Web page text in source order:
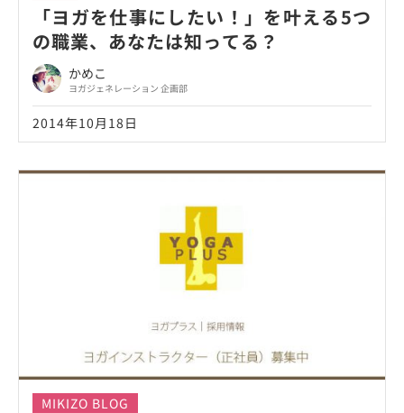
「ヨガを仕事にしたい！」を叶える5つ
の職業、あなたは知ってる？
かめこ
ヨガジェネレーション 企画部
2014年10月18日
MIKIZO BLOG